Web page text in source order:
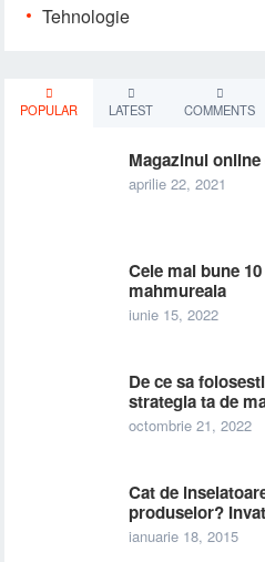
Tehnologie
POPULAR LATEST COMMENTS
Magazinul
aprilie 22, 2021
Cele mai bune
mahmureala
iunie 15, 2022
De ce sa
strategia ta de
octombrie 21, 2022
Cat de
produselor?
ianuarie 18, 2015